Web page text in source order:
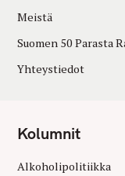
Meistä
Suomen 50 Parasta
Yhteystiedot
Kolumnit
Alkoholipolitiikka